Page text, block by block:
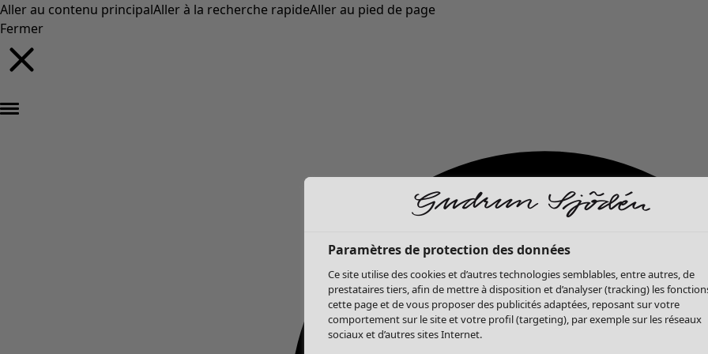
Aller au contenu principalAller à la recherche rapideAller au pied de page
Fermer
Paramètres de protection des données
Ce site utilise des cookies et d’autres technologies semblables, entre autres, de
prestataires tiers, afin de mettre à disposition et d’analyser (tracking) les
cette page et de vous proposer des publicités adaptées, reposant sur votre
comportement sur le site et votre profil (targeting), par exemple sur les réseaux
sociaux et d’autres sites Internet.